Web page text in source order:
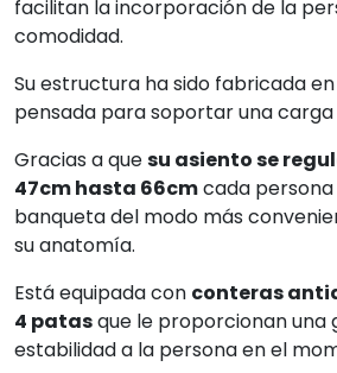
facilitan la incorporación de la
comodidad.
Su estructura ha sido fabricada
pensada para soportar una
Gracias a quesu asiento se
47cm hasta 66cmcada
banqueta del modo más
su anatomía.
Está equipada con conteras
4 patasque le proporcionan una
estabilidad a la persona en el